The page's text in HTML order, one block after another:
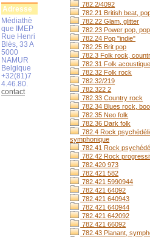
782.2/4092
782.21 British beat,
782.22 Glam, glitter
782.23 Power pop,
782.24 Pop "indie"
782.25 Brit pop
782.3 Folk rock,
782.31 Folk acoustique
782.32 Folk rock
782.32/219
782.322 2
782.33 Country rock
782.34 Blues rock,
782.35 Neo folk
782.36 Dark folk
782.4 Rock
symphonique
782.41 Rock
782.42 Rock
782.420 973
782.421 582
782.421 5990944
782.421 64092
782.421 640943
782.421 640944
782.421 642092
782.421 66092
782.43 Planant,
Adresse
Médiathè
que IMEP
Rue Henri
Blès, 33 A
5000
NAMUR
Belgique
+32(81)7
4.46.80.
contact